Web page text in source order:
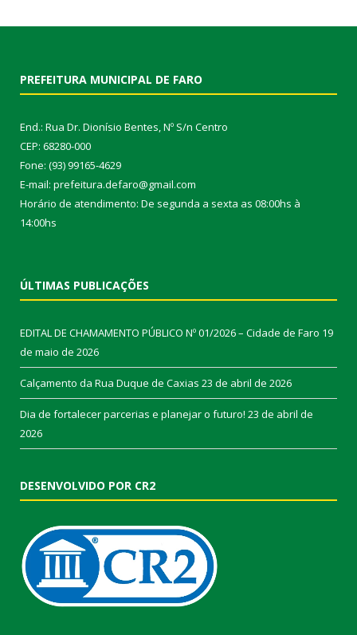
PREFEITURA MUNICIPAL DE FARO
End.: Rua Dr. Dionísio Bentes, Nº S/n Centro
CEP: 68280-000
Fone: (93) 99165-4629
E-mail: prefeitura.defaro@gmail.com
Horário de atendimento: De segunda a sexta as 08:00hs à
14:00hs
ÚLTIMAS PUBLICAÇÕES
EDITAL DE CHAMAMENTO PÚBLICO Nº 01/2026 – Cidade de Faro 19
de maio de 2026
Calçamento da Rua Duque de Caxias 23 de abril de 2026
Dia de fortalecer parcerias e planejar o futuro! 23 de abril de
2026
DESENVOLVIDO POR CR2